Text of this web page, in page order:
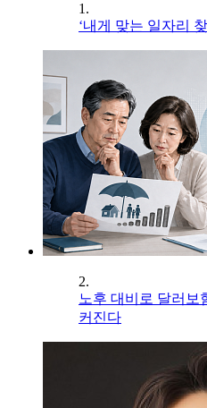
1.
‘내게 맞는 일자리
2.
노후 대비로 달러보
커진다